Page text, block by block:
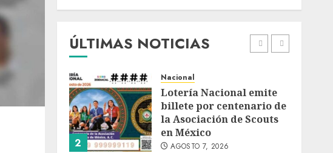
ÚLTIMAS NOTICIAS
1
estrella de Wall Street
AGOSTO 7, 2026
2
Nacional
Lotería Nacional emite
billete por centenario de
la Asociación de Scouts
en México
AGOSTO 7, 2026